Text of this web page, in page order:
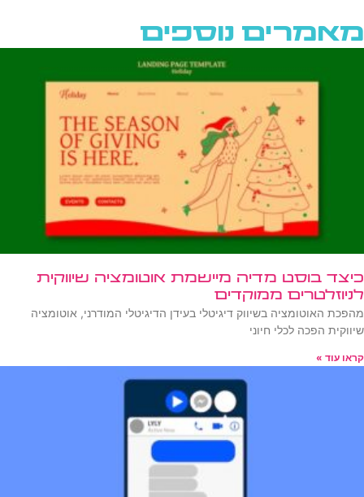
מאמרים נוספים
כיצד בוסט מדיה מיישמת אוטומציה שיווקית
לניוזלטרים ממוקדים
מהפכת האוטומציה בשיווק דיגיטלי בעידן הדיגיטלי המודרני, אוטומציה
שיווקית הפכה לכלי חיוני
קראו עוד »